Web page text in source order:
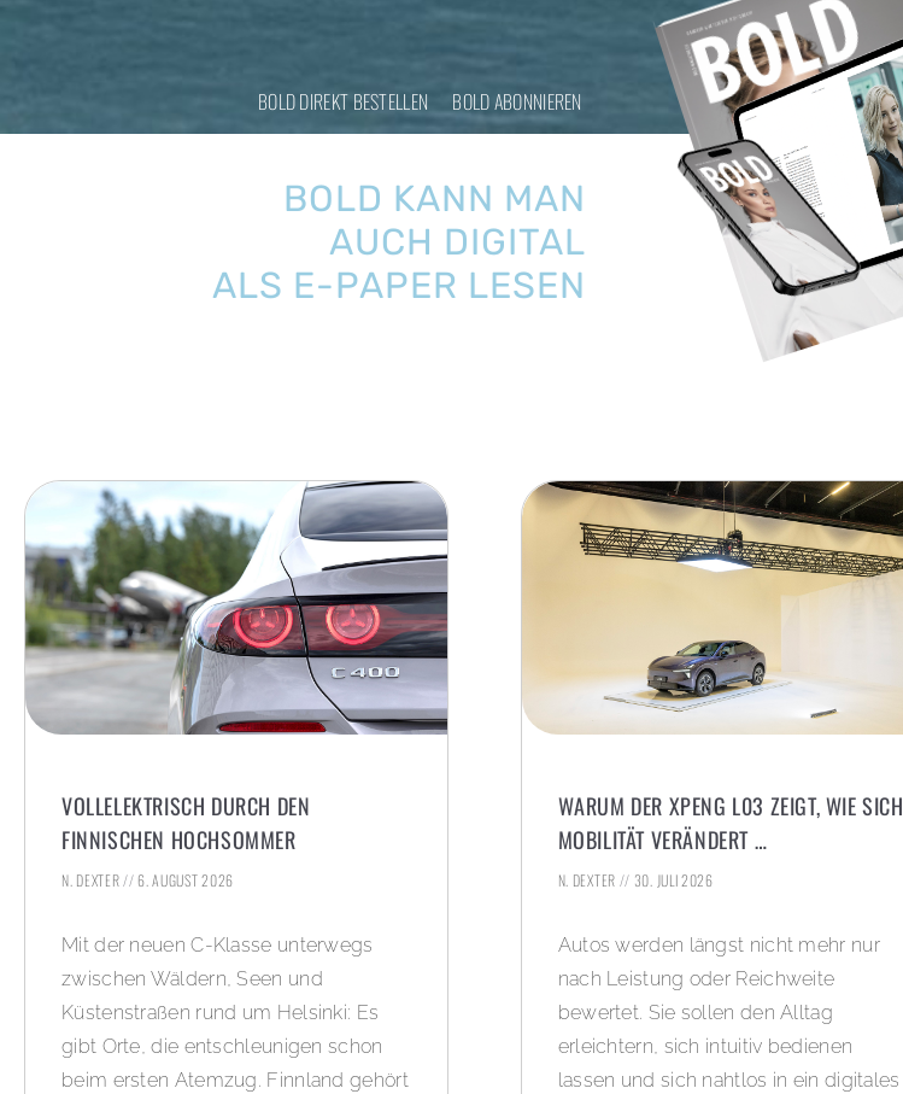
BOLD DIREKT BESTELLEN BOLD ABONNIEREN
BOLD KANN MAN
AUCH DIGITAL
ALS E-PAPER LESEN
VOLLELEKTRISCH DURCH DEN
FINNISCHEN HOCHSOMMER
N. DEXTER 6. AUGUST 2026
Mit der neuen C-Klasse unterwegs
zwischen Wäldern, Seen und
Küstenstraßen rund um Helsinki: Es
gibt Orte, die entschleunigen schon
beim ersten Atemzug. Finnland gehört
WARUM DER XPENG L03 ZEIGT, WIE SICH
MOBILITÄT VERÄNDERT …
N. DEXTER 30. JULI 2026
Autos werden längst nicht mehr nur
nach Leistung oder Reichweite
bewertet. Sie sollen den Alltag
erleichtern, sich intuitiv bedienen
lassen und sich nahtlos in ein digitales